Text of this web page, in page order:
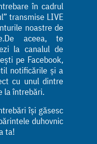
în cadrul
transmise LIVE
noastre de
aceea, te
la canalul de
pe Facebook,
notificările și a
cu unul dintre
la întrebări.
își găsesc
duhovnic
ta!